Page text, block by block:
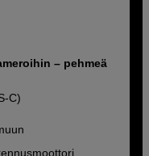
– pehmeä
C)